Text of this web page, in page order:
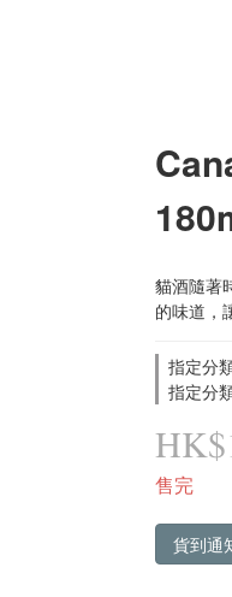
貓酒隨著
的味道，
指定分
指定分
售完
貨到通